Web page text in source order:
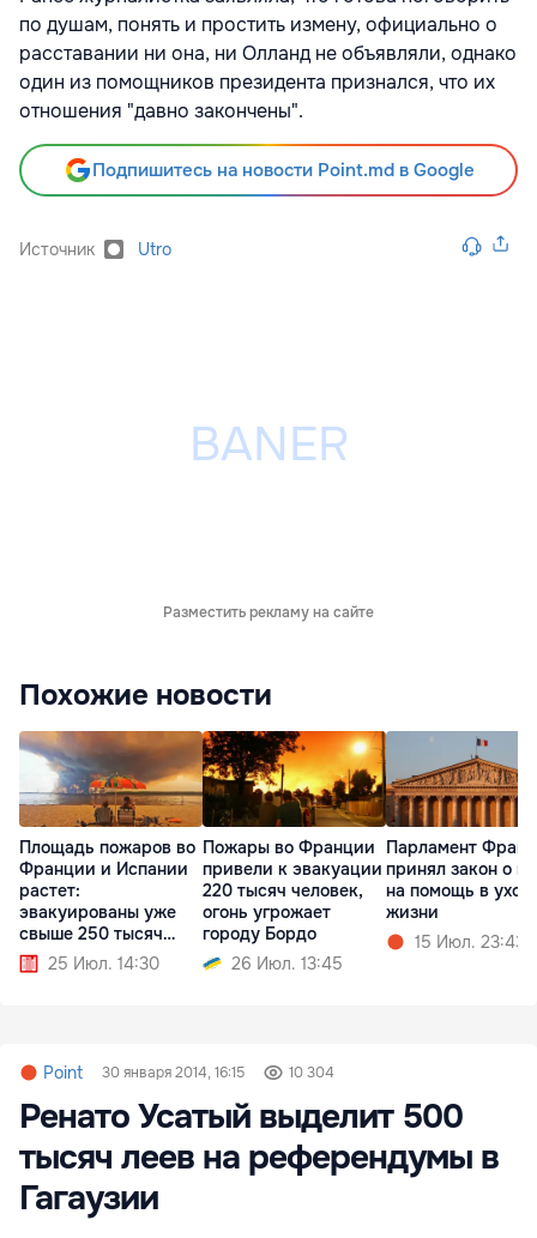
по душам, понять и простить измену, официально о
расставании ни она, ни Олланд не объявляли, однако
один из помощников президента признался, что их
отношения "давно закончены".
Подпишитесь на новости Point.md в Google
Источник Utro
Разместить рекламу на сайте
Похожие новости
Площадь пожаров во
Франции и Испании
растет:
эвакуированы уже
свыше 250 тысяч
человек
25 Июл. 14:30
Пожары во Франции
привели к эвакуации
220 тысяч человек,
огонь угрожает
городу Бордо
26 Июл. 13:45
Парламент
принял закон о
на помощь в
жизни
15 Июл. 23:43
Point 30 января 2014, 16:15 10 304
Ренато Усатый выделит 500
тысяч леев на референдумы в
Гагаузии